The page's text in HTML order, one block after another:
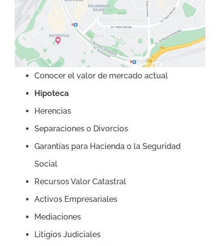
Conocer el valor de mercado actual
Hipoteca
Herencias
Separaciones o Divorcios
Garantías para Hacienda o la Seguridad
Social
Recursos Valor Catastral
Activos Empresariales
Mediaciones
Litigios Judiciales